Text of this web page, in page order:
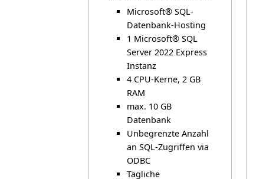
Microsoft® SQL-
Datenbank-Hosting
1 Microsoft® SQL
Server 2022 Express
Instanz
4 CPU-Kerne, 2 GB
RAM
max. 10 GB
Datenbank
Unbegrenzte Anzahl
an SQL-Zugriffen via
ODBC
Tägliche